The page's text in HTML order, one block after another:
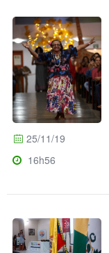
25/11/19
16h56